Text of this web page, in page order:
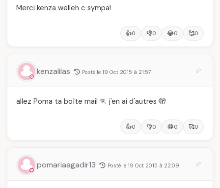
Merci kenza welleh c sympa!
👍0 👎0 😂0 🥰0
kenzalilas Posté le 19 Oct 2015 à 21:57
allez Poma ta boîte mail 🏃 j'en ai d'autres 🫣
👍0 👎0 😂0 🥰0
pomariaagadir13 Posté le 19 Oct 2015 à 22:09